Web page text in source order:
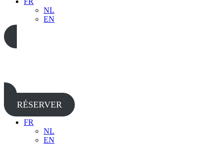
NL
EN
RÉSERVER
FR
NL
EN